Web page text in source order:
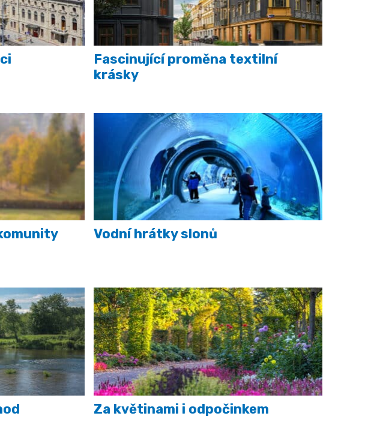
Fascinující proměna textilní
krásky
Vodní hrátky slonů
Za květinami i odpočinkem